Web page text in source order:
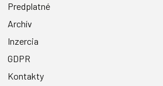
Predplatné
Archív
Inzercia
GDPR
Kontakty